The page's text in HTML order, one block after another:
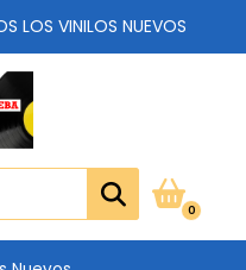
LOS VINILOS NUEVOS
0